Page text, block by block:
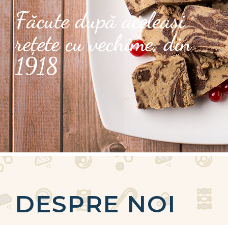
Făcute după aceleași
rețete cu vechime, din
1918
DESPRE NOI